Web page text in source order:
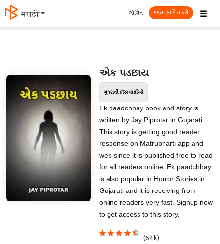
मराठी ☰
લૉગિન મફત પ્રકાશિત કરો
એક પડછાય
ગુજરાતી હૉરર વાર્તાઓ
Ek paadchhay book and story is
written by Jay Piprotar in Gujarati .
This story is getting good reader
response on Matrubharti app and
web since it is published free to read
for all readers online. Ek paadchhay
is also popular in Horror Stories in
Gujarati and it is receiving from
online readers very fast. Signup now
to get access to this story.
(64k)